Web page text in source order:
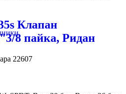
Клапан
8 пайка, Ридан
22607